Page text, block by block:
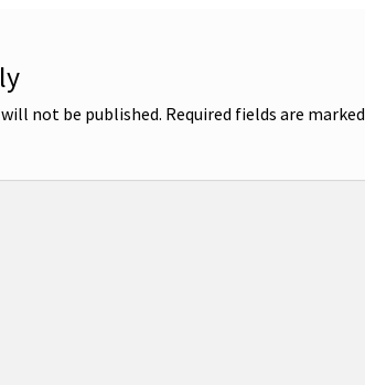
not be published. Required fields are marked